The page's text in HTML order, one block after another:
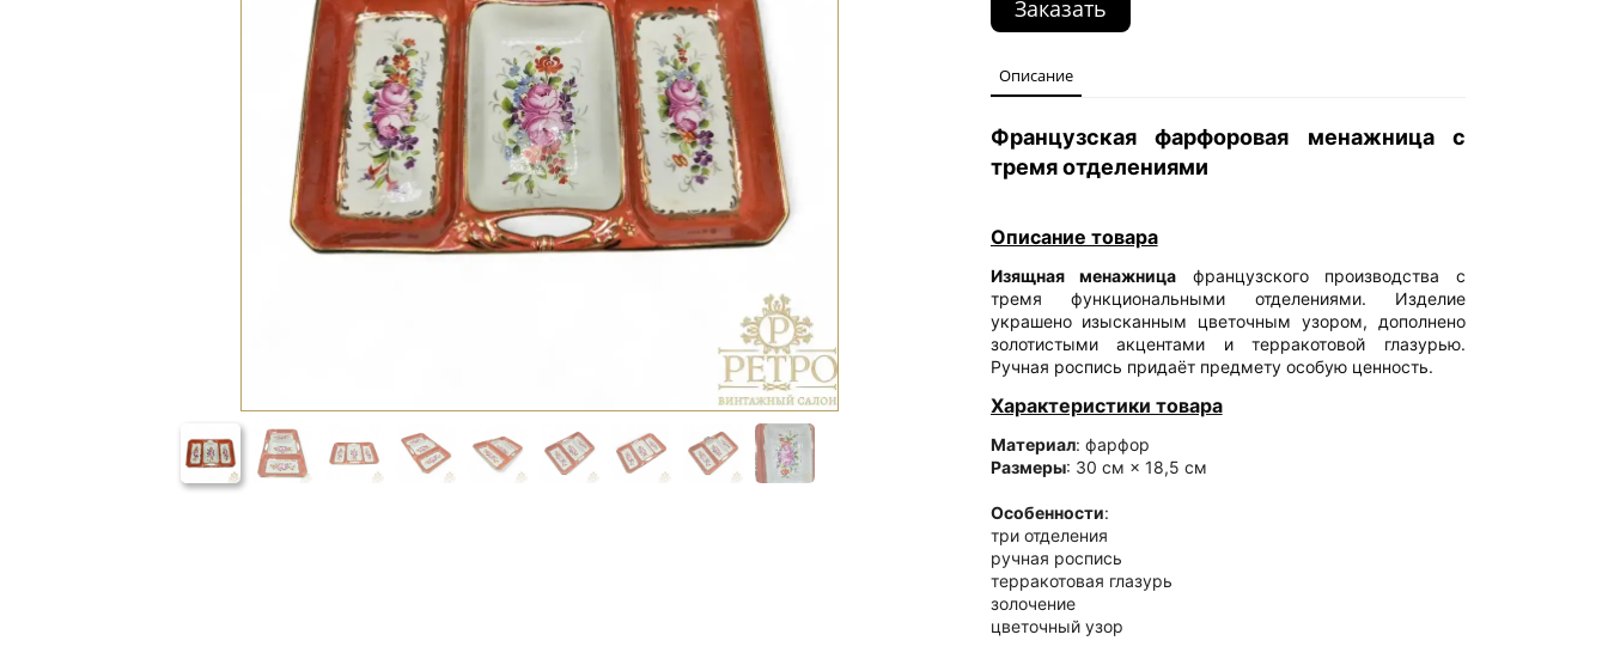
Заказать
Описание
Французская фарфоровая менажница с
тремя отделениями
Описание товара
Изящная менажница французского производства с
тремя функциональными отделениями. Изделие
украшено изысканным цветочным узором, дополнено
золотистыми акцентами и терракотовой глазурью.
Ручная роспись придаёт предмету особую ценность.
Характеристики товара
Материал: фарфор
Размеры: 30 см × 18,5 см
Особенности:
три отделения
ручная роспись
терракотовая глазурь
золочение
цветочный узор